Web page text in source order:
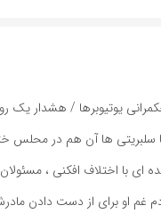
یوتیوبرها / هشدار
ها آن هم در محلس
عده ای با اختلاف افکنی ،
غم او برای از دست دادن